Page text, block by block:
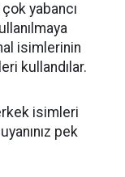
yabancı
isimlerinin
kullandılar.
isimleri
pek